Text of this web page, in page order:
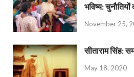
भविष्य:
November 25,
सीताराम सिंह:
May 18, 2020